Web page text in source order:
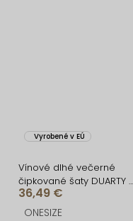
Vyrobené v EÚ
Vínové dlhé večerné
čipkované šaty DUARTY s
bodmi
36,49 €
ONESIZE